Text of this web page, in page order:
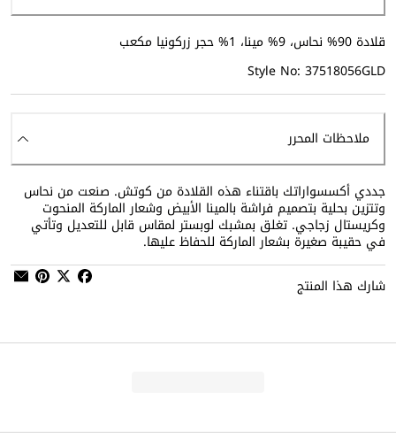
قلادة 90% نحاس، 9% مينا، 1% حجر زركونيا مكعب
Style No: 37518056GLD
ملاحظات المحرر
جددي أكسسواراتك باقتناء هذه القلادة من كوتش. صنعت من نحاس
وتتزين بحلية بتصميم فراشة بالمينا الأبيض وشعار الماركة المنحوت
وكريستال زجاجي. تغلق بمشبك لوبستر لمقاس قابل للتعديل وتأتي
في حقيبة صغيرة بشعار الماركة للحفاظ عليها.
شارك هذا المنتج